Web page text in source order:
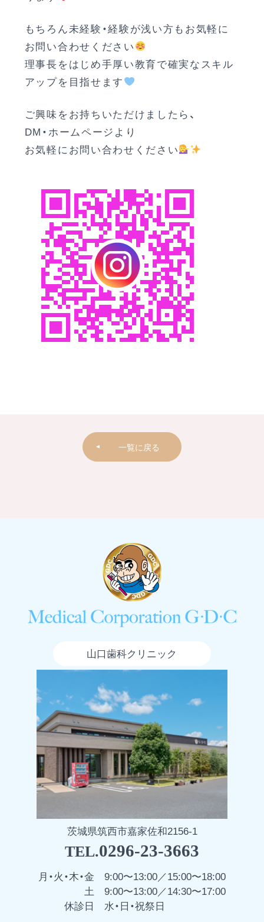
もちろん未経験・経験が浅い方もお気軽に
お問い合わせください
理事長をはじめ手厚い教育で確実なスキル
アップを目指せます
ご興味をお持ちいただけましたら、
DM・ホームページより
お気軽にお問い合わせください
一覧に戻る
山口歯科クリニック
茨城県筑西市嘉家佐和2156-1
TEL.0296-23-3663
月・火・木・金
9:00〜13:00／15:00〜18:00
土
9:00〜13:00／14:30〜17:00
休診日
水・日・祝祭日